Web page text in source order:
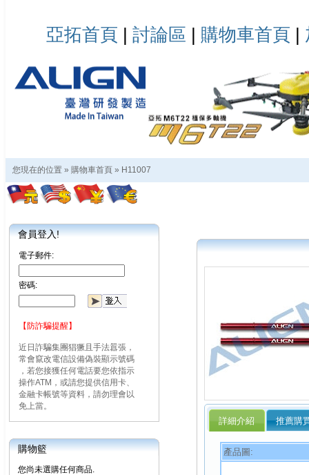
亞拓首頁 | 討論區 | 購物車首頁 |
您現在的位置 » 購物車首頁 » H11007
會員登入!
電子郵件:
密碼:
【防詐騙提醒】
近日詐騙集團猖獗且手法囂張，
常會竄改電信設備偽裝顯示號碼
，若您接獲任何電話要您依指示
操作ATM，或請您提供信用卡、
金融卡帳號等資料，請勿理會以
免上當。
購物籃
您尚未選購任何商品.
詳細介紹 推薦購
產品圖: